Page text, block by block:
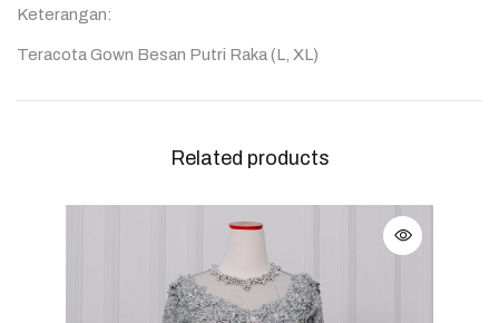
Keterangan:
Teracota Gown Besan Putri Raka (L, XL)
Related products